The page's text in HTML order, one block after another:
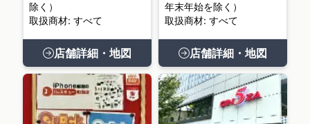
除く）
取扱商材: すべて
店舗詳細・地図
年末年始を除く）
取扱商材: すべて
店舗詳細・地図